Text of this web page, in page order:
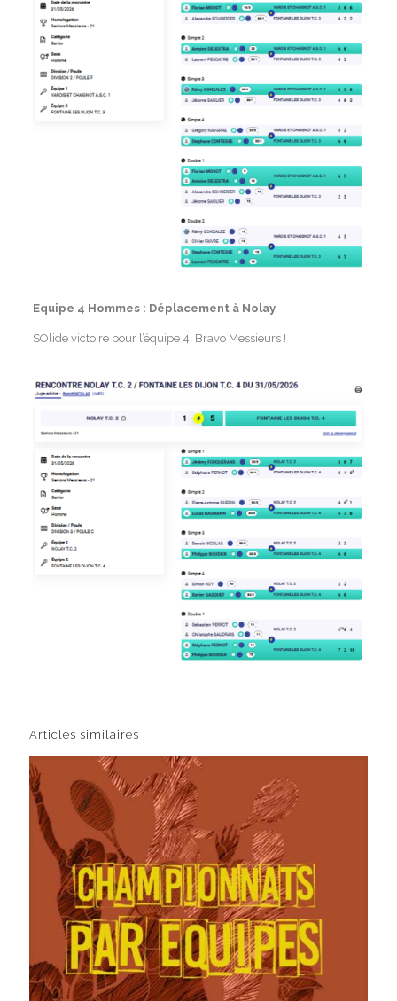
Equipe 4 Hommes : Déplacement à Nolay
SOlide victoire pour l’équipe 4. Bravo Messieurs !
Articles similaires